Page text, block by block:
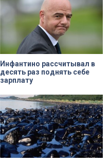
Инфантино рассчитывал в
десять раз поднять себе
зарплату